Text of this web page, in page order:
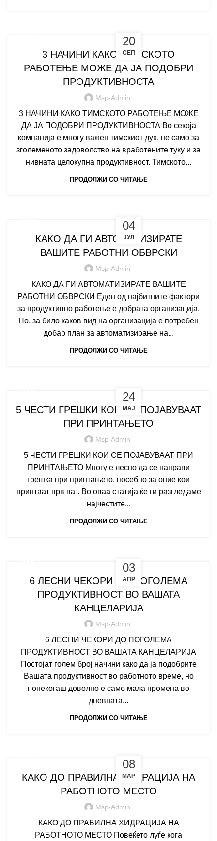
20
СЕП
3 НАЧИНИ КАКО ТИМСКОТО
РАБОТЕЊЕ МОЖЕ ДА ЈА ПОДОБРИ
ПРОДУКТИВНОСТА
Msp-Admin
3 НАЧИНИ КАКО ТИМСКОТО РАБОТЕЊЕ МОЖЕ
ДА ЈА ПОДОБРИ ПРОДУКТИВНОСТА Во секоја
компанија е многу важен тимскиот дух, не само за
зголеменото задоволство на вработените туку и за
нивната целокупна продуктивност. Тимското...
ПРОДОЛЖИ СО ЧИТАЊЕ
04
ЈУЛ
КАКО ДА ГИ АВТОМАТИЗИРАТЕ
ВАШИТЕ РАБОТНИ ОБВРСКИ
Msp-Admin
КАКО ДА ГИ АВТОМАТИЗИРАТЕ ВАШИТЕ
РАБОТНИ ОБВРСКИ Еден од најбитните фактори
за продуктивно работење е добрата организација.
Но, за било каков вид на организација е потребен
добар план за автоматизирање на...
ПРОДОЛЖИ СО ЧИТАЊЕ
24
МАЈ
5 ЧЕСТИ ГРЕШКИ КОИ СЕ ПОЈАВУВААТ
ПРИ ПРИНТАЊЕТО
Msp-Admin
5 ЧЕСТИ ГРЕШКИ КОИ СЕ ПОЈАВУВААТ ПРИ
ПРИНТАЊЕТО Многу е лесно да се направи
грешка при принтањето, посебно за оние кои
принтаат прв пат. Во оваа статија ќе ги разгледаме
најчестите...
ПРОДОЛЖИ СО ЧИТАЊЕ
03
АПР
6 ЛЕСНИ ЧЕКОРИ ДО ПОГОЛЕМА
ПРОДУКТИВНОСТ ВО ВАШАТА
КАНЦЕЛАРИЈА
Msp-Admin
6 ЛЕСНИ ЧЕКОРИ ДО ПОГОЛЕМА
ПРОДУКТИВНОСТ ВО ВАШАТА КАНЦЕЛАРИЈА
Постојат голем број начини како да ја подобрите
Вашата продуктивност во работното време, но
понекогаш доволно е само мала промена во
дневната...
ПРОДОЛЖИ СО ЧИТАЊЕ
08
МАР
КАКО ДО ПРАВИЛНА ХИДРАЦИЈА НА
РАБОТНОТО МЕСТО
Msp-Admin
КАКО ДО ПРАВИЛНА ХИДРАЦИЈА НА
РАБОТНОТО МЕСТО Повеќето луѓе кога